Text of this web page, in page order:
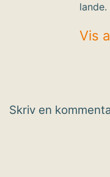
lande.
Vis
Skriv en